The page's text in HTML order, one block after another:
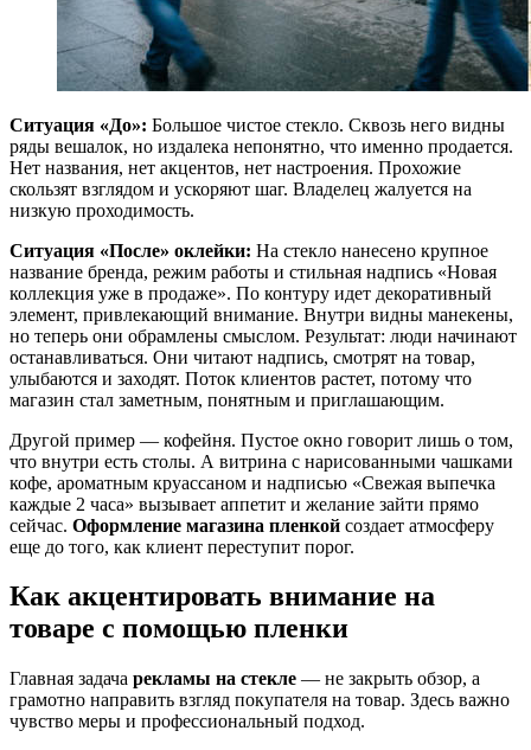
Ситуация «До»: Большое чистое стекло. Сквозь него видны
ряды вешалок, но издалека непонятно, что именно продается.
Нет названия, нет акцентов, нет настроения. Прохожие
скользят взглядом и ускоряют шаг. Владелец жалуется на
низкую проходимость.
Ситуация «После» оклейки: На стекло нанесено крупное
название бренда, режим работы и стильная надпись «Новая
коллекция уже в продаже». По контуру идет декоративный
элемент, привлекающий внимание. Внутри видны манекены,
но теперь они обрамлены смыслом. Результат: люди начинают
останавливаться. Они читают надпись, смотрят на товар,
улыбаются и заходят. Поток клиентов растет, потому что
магазин стал заметным, понятным и приглашающим.
Другой пример — кофейня. Пустое окно говорит лишь о том,
что внутри есть столы. А витрина с нарисованными чашками
кофе, ароматным круассаном и надписью «Свежая выпечка
каждые 2 часа» вызывает аппетит и желание зайти прямо
сейчас. Оформление магазина пленкой создает атмосферу
еще до того, как клиент переступит порог.
Как акцентировать внимание на
товаре с помощью пленки
Главная задача рекламы на стекле — не закрыть обзор, а
грамотно направить взгляд покупателя на товар. Здесь важно
чувство меры и профессиональный подход.